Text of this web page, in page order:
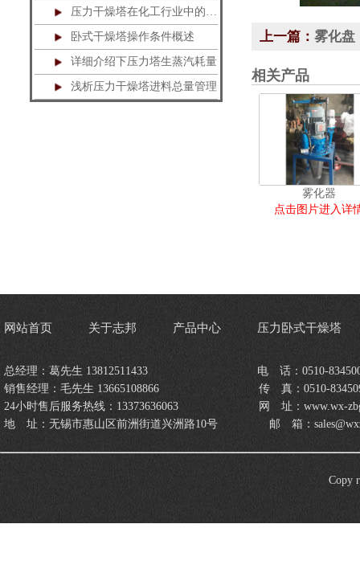
压力干燥塔在化工行业中的应用
卧式干燥塔操作条件概述
详细介绍下压力塔生蒸汽耗量
浅析压力干燥塔进料总量管理
上一篇： 雾化盘
相关产品
雾化器
点击图片进入详
网站首页 关于志邦 产品中心 压力卧式干燥塔
总经理：葛先生 13812511433 电 ​话：0510-
销售经理：毛先生 13665108866 传 ​真：0510-
24小时售后服务热线：13373636063 网 ​址：www.wx-
地 ​址：无锡市惠山区前洲街道兴洲路10号 邮 ​箱：
Copy